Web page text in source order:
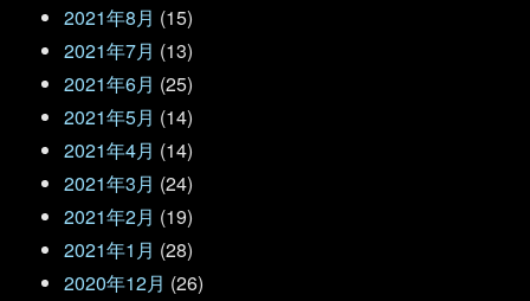
2021年8月 (15)
2021年7月 (13)
2021年6月 (25)
2021年5月 (14)
2021年4月 (14)
2021年3月 (24)
2021年2月 (19)
2021年1月 (28)
2020年12月 (26)